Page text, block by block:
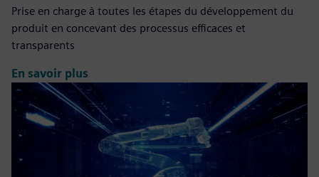
Prise en charge à toutes les étapes du développement du
produit en concevant des processus efficaces et
transparents
En savoir plus